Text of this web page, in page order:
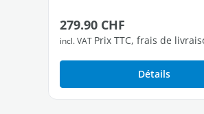
Prix régulier :
279.90 CHF
incl. VAT Prix TTC, frais de
Détails